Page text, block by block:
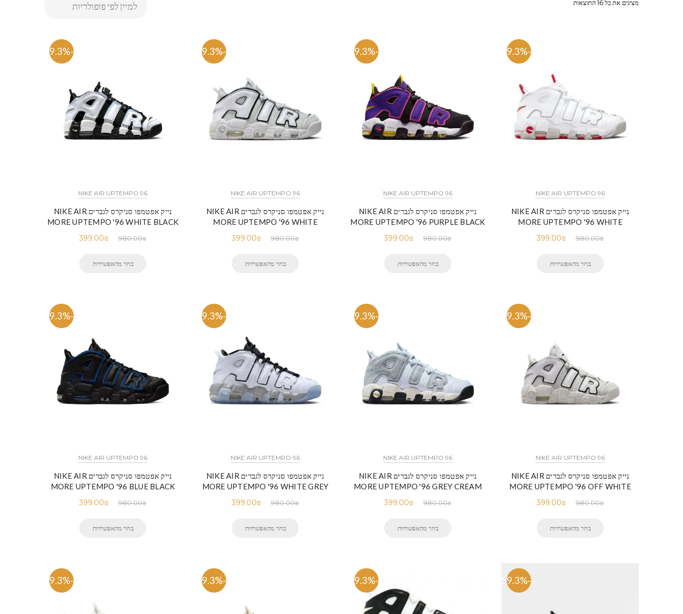
מציגים את כל ⁦16⁩ התוצאות
-59.3%
NIKE AIR UPTEMPO 96
נייק אפטמפו סניקרס לגברים NIKE AIR
MORE UPTEMPO '96 WHITE BLACK
980.00₪
399.00₪
בחר מהאפשרויות
-59.3%
NIKE AIR UPTEMPO 96
נייק אפטמפו סניקרס לגברים NIKE AIR
MORE UPTEMPO '96 WHITE
980.00₪
399.00₪
בחר מהאפשרויות
-59.3%
NIKE AIR UPTEMPO 96
נייק אפטמפו סניקרס לגברים NIKE AIR
MORE UPTEMPO '96 PURPLE BLACK
980.00₪
399.00₪
בחר מהאפשרויות
-59.3%
NIKE AIR UPTEMPO 96
נייק אפטמפו סניקרס לגברים NIKE AIR
MORE UPTEMPO '96 WHITE
980.00₪
399.00₪
בחר מהאפשרויות
-59.3%
NIKE AIR UPTEMPO 96
נייק אפטמפו סניקרס לגברים NIKE AIR
MORE UPTEMPO '96 BLUE BLACK
980.00₪
399.00₪
בחר מהאפשרויות
-59.3%
NIKE AIR UPTEMPO 96
נייק אפטמפו סניקרס לגברים NIKE AIR
MORE UPTEMPO '96 WHITE GREY
980.00₪
399.00₪
בחר מהאפשרויות
-59.3%
NIKE AIR UPTEMPO 96
נייק אפטמפו סניקרס לגברים NIKE AIR
MORE UPTEMPO '96 GREY CREAM
980.00₪
399.00₪
בחר מהאפשרויות
-59.3%
NIKE AIR UPTEMPO 96
נייק אפטמפו סניקרס לגברים NIKE AIR
MORE UPTEMPO '96 OFF WHITE
980.00₪
399.00₪
בחר מהאפשרויות
-59.3% -59.3% -59.3% -59.3%